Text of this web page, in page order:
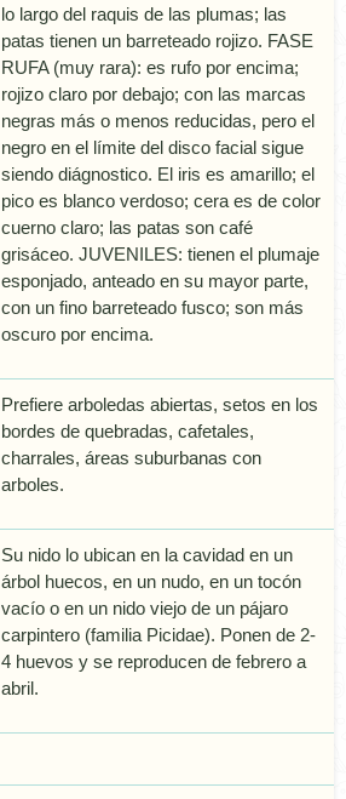
lo largo del raquis de las plumas; las
patas tienen un barreteado rojizo. FASE
RUFA (muy rara): es rufo por encima;
rojizo claro por debajo; con las marcas
negras más o menos reducidas, pero el
negro en el lí­mite del disco facial sigue
siendo diágnostico. El iris es amarillo; el
pico es blanco verdoso; cera es de color
cuerno claro; las patas son café
grisáceo. JUVENILES: tienen el plumaje
esponjado, anteado en su mayor parte,
con un fino barreteado fusco; son más
oscuro por encima.
Prefiere arboledas abiertas, setos en los
bordes de quebradas, cafetales,
charrales, áreas suburbanas con
arboles.
Su nido lo ubican en la cavidad en un
árbol huecos, en un nudo, en un tocón
vací­o o en un nido viejo de un pájaro
carpintero (familia Picidae). Ponen de 2-
4 huevos y se reproducen de febrero a
abril.